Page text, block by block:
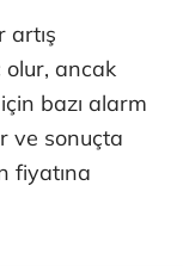
artış
ancak
bazı alarm
ve sonuçta
fiyatına